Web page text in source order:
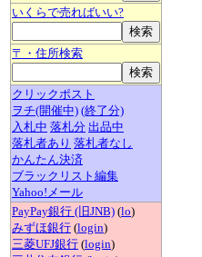
いくらで売ればいい?
〒・住所検索
クリックポスト
ヲチ(開催中) (終了分)
入札中 落札分 出品中
落札者あり 落札者なし
かんたん決済
ブラックリスト編集
Yahoo!メール
PayPay銀行 (旧JNB) (lo)
みずほ銀行 (login)
三菱UFJ銀行 (login)